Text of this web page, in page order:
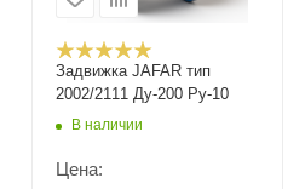
Задвижка JAFAR тип
2002/2111 Ду-200 Ру-10
В наличии
Цена: